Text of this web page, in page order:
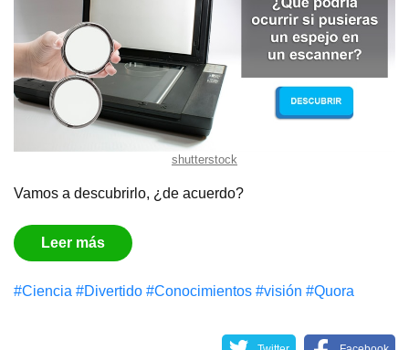
shutterstock
Vamos a descubrirlo, ¿de acuerdo?
Leer más
#Сiencia #Divertido #Conocimientos #visión #Quora